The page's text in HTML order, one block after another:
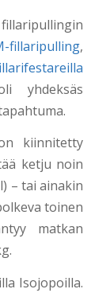
fillaripulling,
yhdeksäs
kiinnitetty
ketju noin
– tai ainakin
toinen
matkan
Isojopoilla.